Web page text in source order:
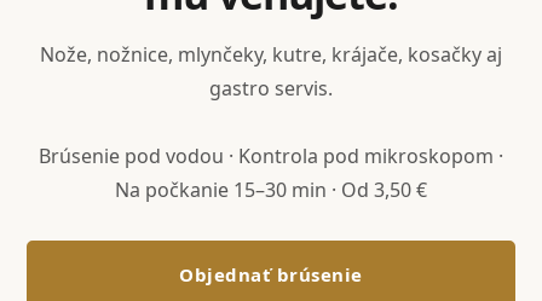
Nože, nožnice, mlynčeky, kutre, krájače, kosačky aj
gastro servis.
Brúsenie pod vodou · Kontrola pod mikroskopom ·
Na počkanie 15–30 min · Od 3,50 €
Objednať brúsenie